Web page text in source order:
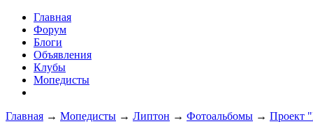
Главная
Форум
Блоги
Объявления
Клубы
Мопедисты
Главная → Мопедисты → Липтон → Фотоальбомы → Проект